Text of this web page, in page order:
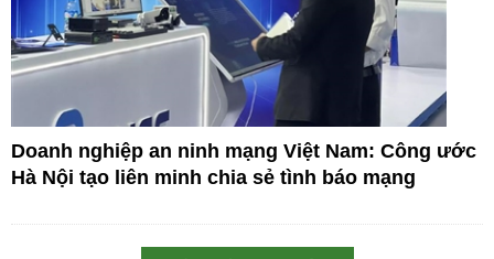
Doanh nghiệp an ninh mạng Việt Nam: Công ước
Hà Nội tạo liên minh chia sẻ tình báo mạng